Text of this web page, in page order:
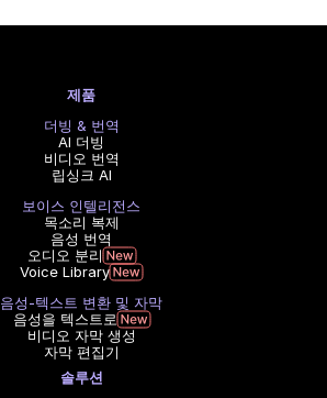
제품
더빙 & 번역
AI 더빙
비디오 번역
립싱크 AI
보이스 인텔리전스
목소리 복제
음성 번역
오디오 분리
Voice Library
음성-텍스트 변환 및 자막
음성을 텍스트로
비디오 자막 생성
자막 편집기
솔루션